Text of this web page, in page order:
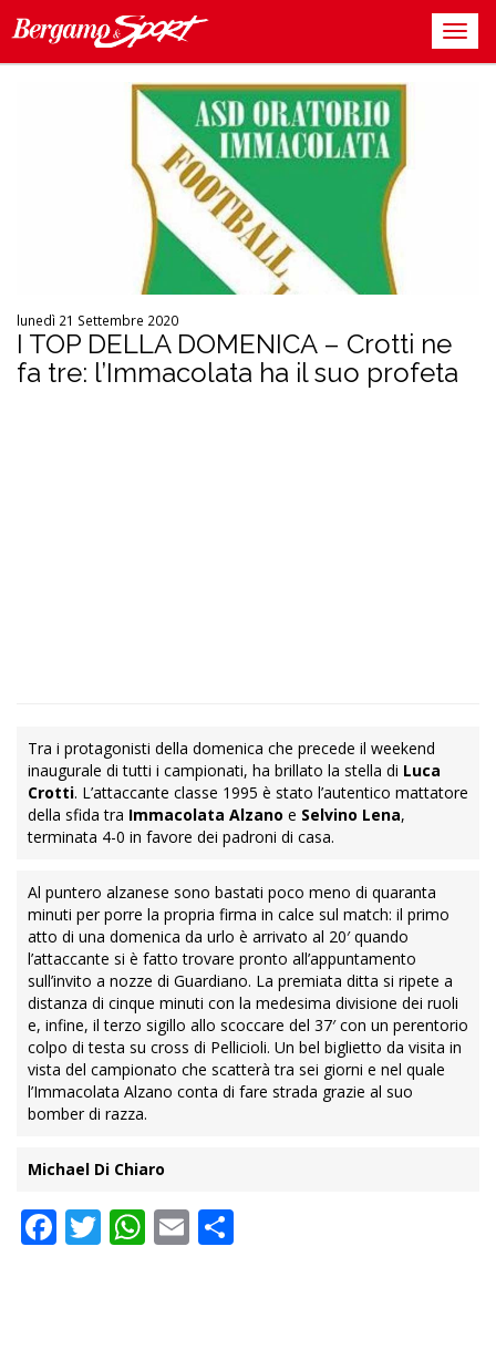
lunedì 21 Settembre 2020
I TOP DELLA DOMENICA – Crotti ne
fa tre: l’Immacolata ha il suo profeta
Tra i protagonisti della domenica che precede il weekend
inaugurale di tutti i campionati, ha brillato la stella di Luca
Crotti. L’attaccante classe 1995 è stato l’autentico mattatore
della sfida tra Immacolata Alzano e Selvino Lena,
terminata 4-0 in favore dei padroni di casa.
Al puntero alzanese sono bastati poco meno di quaranta
minuti per porre la propria firma in calce sul match: il primo
atto di una domenica da urlo è arrivato al 20′ quando
l’attaccante si è fatto trovare pronto all’appuntamento
sull’invito a nozze di Guardiano. La premiata ditta si ripete a
distanza di cinque minuti con la medesima divisione dei ruoli
e, infine, il terzo sigillo allo scoccare del 37′ con un perentorio
colpo di testa su cross di Pellicioli. Un bel biglietto da visita in
vista del campionato che scatterà tra sei giorni e nel quale
l’Immacolata Alzano conta di fare strada grazie al suo
bomber di razza.
Michael Di Chiaro
Facebook
Twitter
WhatsApp
Email